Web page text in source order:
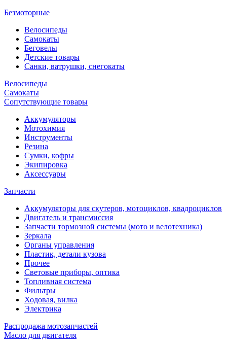
Безмоторные
Велосипеды
Самокаты
Беговелы
Детские товары
Санки, ватрушки, снегокаты
Велосипеды
Самокаты
Сопутствующие товары
Аккумуляторы
Мотохимия
Инструменты
Резина
Сумки, кофры
Экипировка
Аксессуары
Запчасти
Аккумуляторы для скутеров, мотоциклов, квадроциклов
Двигатель и трансмиссия
Запчасти тормозной системы (мото и велотехника)
Зеркала
Органы управления
Пластик, детали кузова
Прочее
Световые приборы, оптика
Топливная система
Фильтры
Ходовая, вилка
Электрика
Распродажа мотозапчастей
Масло для двигателя